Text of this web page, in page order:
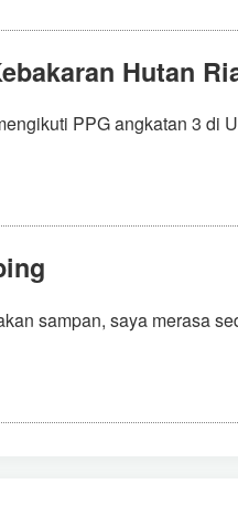
Hutan
PPG angkatan 3 di
sampan, saya merasa